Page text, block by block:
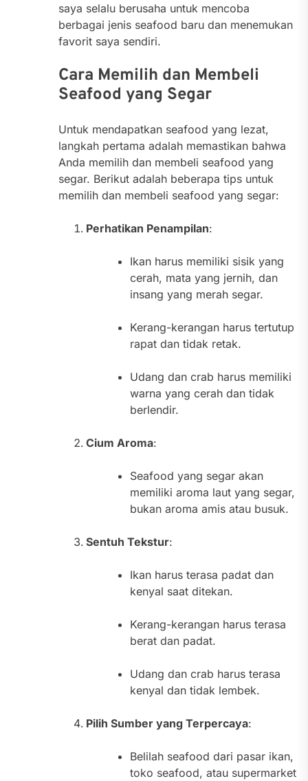
saya selalu berusaha untuk mencoba
berbagai jenis seafood baru dan menemukan
favorit saya sendiri.
Cara Memilih dan Membeli
Seafood yang Segar
Untuk mendapatkan seafood yang lezat,
langkah pertama adalah memastikan bahwa
Anda memilih dan membeli seafood yang
segar. Berikut adalah beberapa tips untuk
memilih dan membeli seafood yang segar:
Perhatikan Penampilan:
Ikan harus memiliki sisik yang
cerah, mata yang jernih, dan
insang yang merah segar.
Kerang-kerangan harus tertutup
rapat dan tidak retak.
Udang dan crab harus memiliki
warna yang cerah dan tidak
berlendir.
Cium Aroma:
Seafood yang segar akan
memiliki aroma laut yang segar,
bukan aroma amis atau busuk.
Sentuh Tekstur:
Ikan harus terasa padat dan
kenyal saat ditekan.
Kerang-kerangan harus terasa
berat dan padat.
Udang dan crab harus terasa
kenyal dan tidak lembek.
Pilih Sumber yang Terpercaya:
Belilah seafood dari pasar ikan,
toko seafood, atau supermarket